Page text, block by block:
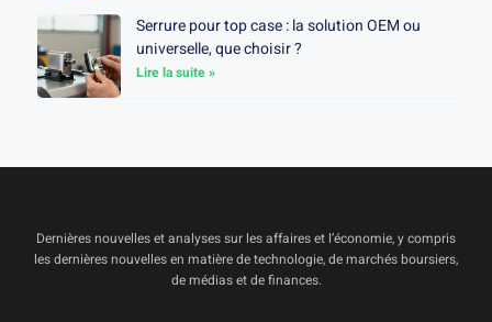
Serrure pour top case : la solution OEM ou
universelle, que choisir ?
Lire la suite »
Dernières nouvelles et analyses sur les affaires et l’économie, y compris
les dernières nouvelles en matière de technologie, de marchés boursiers,
de médias et de finances.